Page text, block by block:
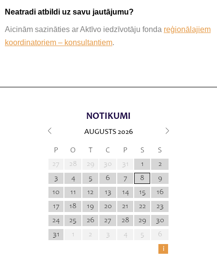
Neatradi atbildi uz savu jautājumu?
Aicinām sazināties ar Aktīvo iedzīvotāju fonda reģionālajiem
koordinatoriem – konsultantiem.
NOTIKUMI
AUGUSTS 2026
P O T C P S
S
27
28 29 30 31 1
2
3
4 5 6 7 8
9
10
11 12 13 14 15
16
17
18 19 20 21 22
23
24
25 26 27 28 29
30
31
1 2 3 4 5
6
i